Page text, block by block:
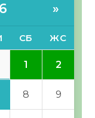
»
СБ ЖС
1 2
8 9